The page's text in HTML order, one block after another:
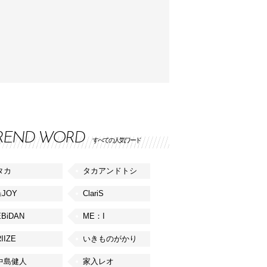
WORD すべての人気ワード
カ タカアンドトシ
ClariS
ME：I
いきものがかり
島健人 家入レオ